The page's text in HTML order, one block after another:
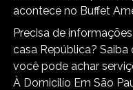
acontece no Buffet
Precisa de
casa República?
você pode achar
À Domicilío Em São